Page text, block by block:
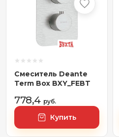
Смеситель Deante
Term Box BXY_FEBT
778,4 руб.
Купить